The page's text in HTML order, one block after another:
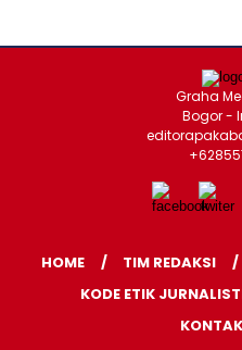
Graha
Bogor -
HOME TIM REDAKSI
KODE ETIK